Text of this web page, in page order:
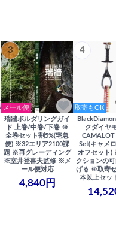
3
メール便
瑞牆ボルダリングガイ
ド 上巻/中巻/下巻 ※
全巻セット割5%(宅急
便) ※32エリア2100課
題 ※再グレーディング
※室井登喜夫監修 ※メ
ール便対応
4,840円
4
取寄もOK
クダイヤ
Set(キャメ
オフセット)
クションの
げる ※取寄
本以上セッ